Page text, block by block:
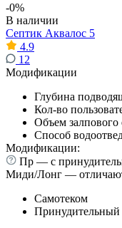
-0%
В наличии
Септик Аквалос 5
4.9
12
Модификации
Глубина
Кол-во
Объем залпового
Способ
Модификации:
Пр — с
Миди/Лонг —
Самотеком
Принудительный